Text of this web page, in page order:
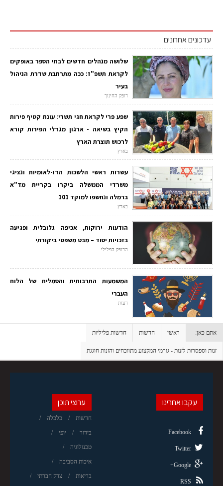
עדכונים אחרונים
שלושה מנהלים חדשים לבתי הספר באופקים
לקראת תשפ"ז: ככה מתרחבת שדרת הניהול
בעיר
דופק החינוך
שפע פרי לקראת חגי תשרי: עונת קטיף פירות
הקיץ בשיאה - ארגון מגדלי הפירות קורא
לרכוש תוצרת הארץ
בארץ
עשרות ראשי הלשכות הדו-לאומיות ונציגי
משרדי הממשלה ביקרו בקריית מד"א
ברמלה ונחשפו למוקד 101
בארץ
הודעות ירוקות, אכיפה גלובלית ופגיעה
בזכויות יסוד – מבט משפטי ביקורתי
הדופק הפלילי
המשמעות התרבותית והסמלית של הלוח
העברי
דעות
אתם כאן: ראשי חדשות חדשות פליליות
זנות וספסרות לזנות - גורמי המקצוע מתווכחים והזנות חוגגת
ערוצי תוכן
חדשות כלכלה
בידור יופי
טכנולוגיה
איכות הסביבה
בריאות צדק חברתי
עקבו אחרינו
Facebook
Twitter
Google+
RSS